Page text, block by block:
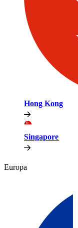
Hong Kong​​
Singapore​​
Europa​​